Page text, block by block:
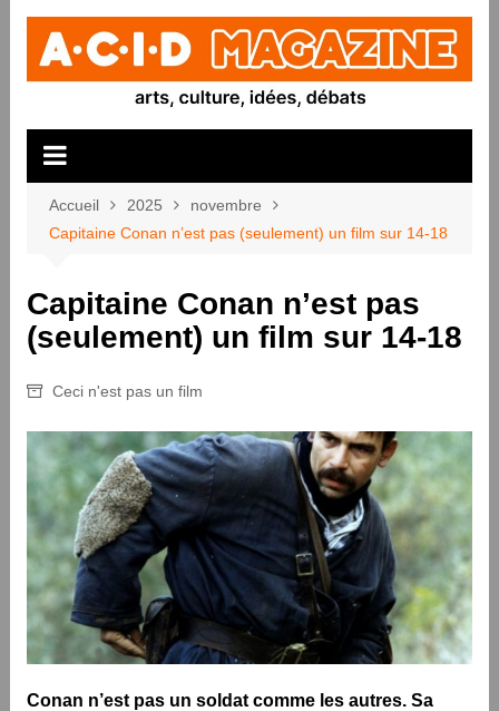
Aller
contenu
Accueil 2025
novembre
Capitaine Conan n’est pas (seulement) un film sur 14-18
Capitaine Conan n’est pas
(seulement) un film sur 14-18
Ceci n'est pas un film
Conan n’est pas un soldat comme les autres. Sa